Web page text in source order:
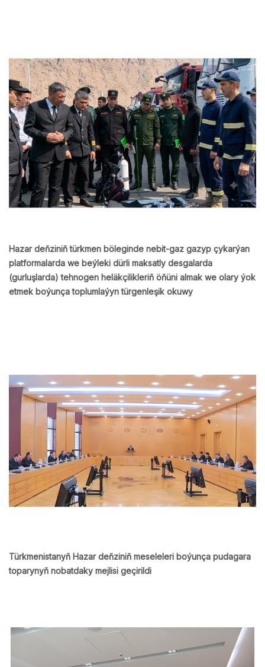
Hazar deňziniň türkmen böleginde nebit-gaz gazyp çykarýan
platformalarda we beýleki dürli maksatly desgalarda
(gurluşlarda) tehnogen heläkçilikleriň öňüni almak we olary ýok
etmek boýunça toplumlaýyn türgenleşik okuwy
Türkmenistanyň Hazar deňziniň meseleleri boýunça pudagara
toparynyň nobatdaky mejlisi geçirildi